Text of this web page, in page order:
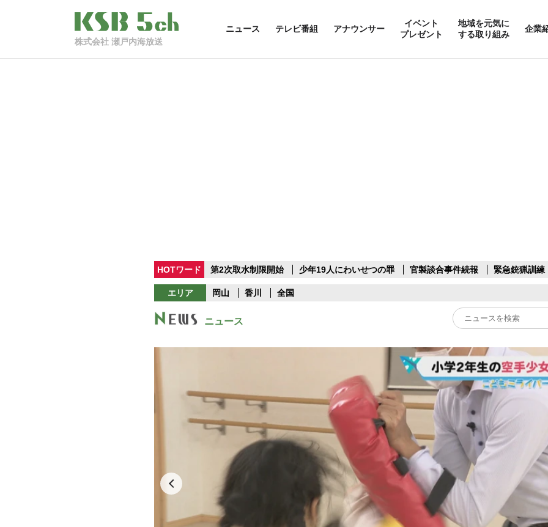
株式会社 瀬戸内海放送
ニュース テレビ番組 アナウンサー
イベント
プレゼント
地域を元気に
する取り組み
企業
HOTワード 第2次取水制限開始 少年19人にわいせつの罪 官製談合事件続報 緊急銃猟訓練
エリア 岡山 香川 全国
ニュース